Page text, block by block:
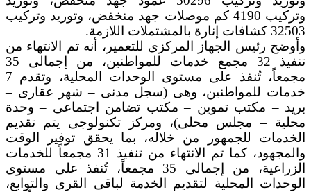
وتركيب 4190 كم موصلات جهد منخفض، وتوريد وتركيب
32503 كشافات إنارة بالمشتملات اللازمة.
وأوضح رئيس الجهاز المركزى للتعمير، أنه تم الانتهاء من
تنفيذ 32 مجمع خدمات للمواطنين، من إجمالى 35
مجمعاً، تُنفذ على مستوى الوحدات المحلية، وتقدم 7
خدمات للمواطنين، وهى (سجل مدنى – شهر عقارى –
بريد – مكتب تموين – مكتب تضامن اجتماعى – وحدة
محلية – مجلس محلى)، ومركز تكنولوجى يتم تقديم
الخدمات للجمهور من خلاله، بما يحقق توفير الوقت
والمجهود، كما تم الانتهاء من تنفيذ 31 مجمعاً للخدمات
الزراعية، من إجمالى 35 مجمعاً، تُنفذ على مستوى
الوحدات المحلية لتقديم الخدمة لباقى القرى والتوابع،